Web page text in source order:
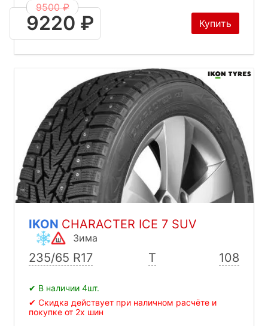
9500 ₽
9220 ₽ Купить
IKON CHARACTER ICE 7 SUV
Зима
235/65 R17 T 108
✔ В наличии 4шт.
✔ Скидка действует при наличном расчёте и
покупке от 2х шин